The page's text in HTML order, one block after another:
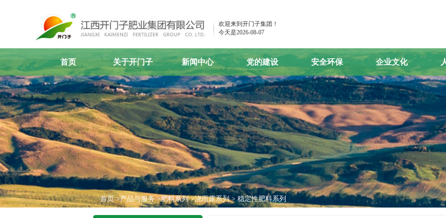
欢迎来到开门子集团！
今天是2026-08-07
首页 关于开门子
企业概况
组织机构
产业布局
领导致辞
企业荣誉
联系我们
新闻中心
公司新闻
媒体聚焦
视频中心
行业动态
党的建设
党建工作
党风廉政建设
安全环保
安全环保
企业文化
肥业之星
团建活动
学习园地
企业理念
企业风貌
首页 >产品与服务 >肥料系列 >浇雨露系列 > 稳定性肥料系列